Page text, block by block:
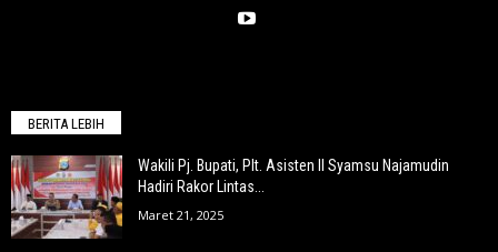
BERITA LEBIH
Wakili Pj. Bupati, Plt. Asisten II Syamsu Najamudin
Hadiri Rakor Lintas...
Maret 21, 2025